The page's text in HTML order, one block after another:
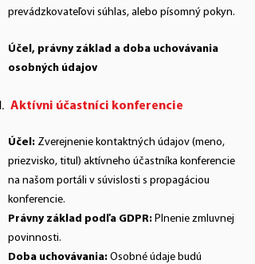
prevádzkovateľovi súhlas, alebo písomný pokyn.
Účel, právny základ a doba uchovávania
osobných údajov
Aktívni účastníci konferencie
Účel: Zverejnenie kontaktných údajov (meno,
priezvisko, titul) aktívneho účastníka konferencie
na našom portáli v súvislosti s propagáciou
konferencie.
Právny základ podľa GDPR: Plnenie zmluvnej
povinnosti.
Doba uchovávania: Osobné údaje budú